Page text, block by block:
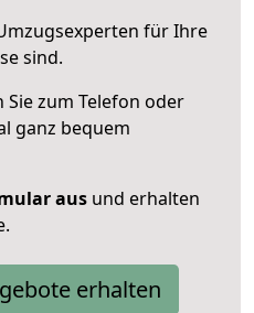
für Ihre
sind.
Sie zum Telefon oder
ganz bequem
aus und erhalten
erhalten